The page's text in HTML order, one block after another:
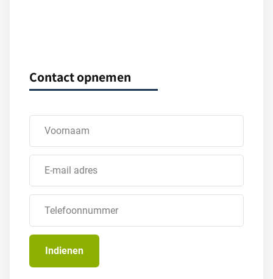
Contact opnemen